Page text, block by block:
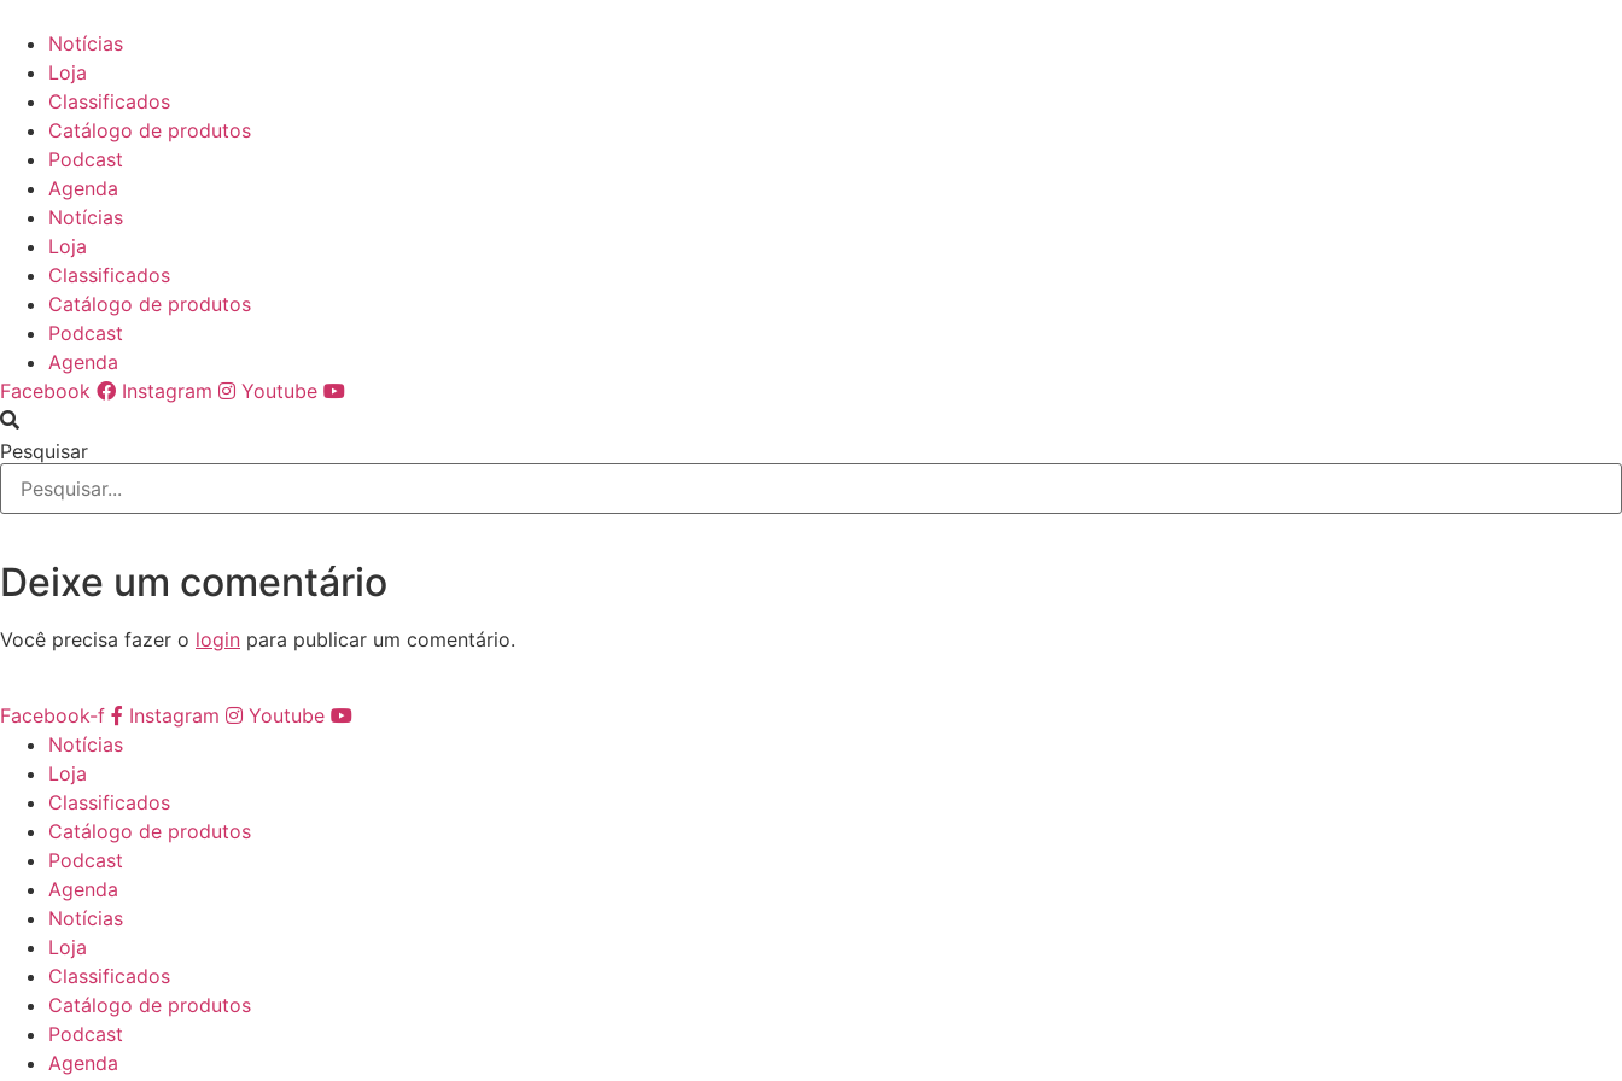
para
conteúdo
Notícias
Loja
Classificados
Catálogo de produtos
Podcast
Agenda
Notícias
Loja
Classificados
Catálogo de produtos
Podcast
Agenda
Facebook
Instagram Youtube
Pesquisar
Deixe um comentário
Você precisa fazer o login para publicar um comentário.
Facebook-f Instagram
Youtube
Notícias
Loja
Classificados
Catálogo de produtos
Podcast
Agenda
Notícias
Loja
Classificados
Catálogo de produtos
Podcast
Agenda